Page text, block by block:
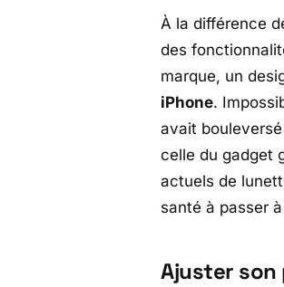
À la différence
des
marque, un
iPhone.
avait
celle du gadget
actuels de
santé à passer
Ajuster